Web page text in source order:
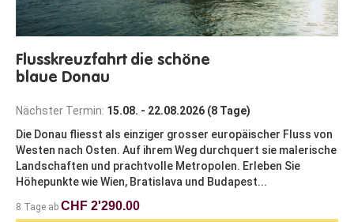
Flusskreuzfahrt die schöne
blaue Donau
Nächster Termin: 15.08. - 22.08.2026 (8 Tage)
Die Donau fliesst als einziger grosser europäischer Fluss von
Westen nach Osten. Auf ihrem Weg durchquert sie malerische
Landschaften und prachtvolle Metropolen. Erleben Sie
Höhepunkte wie Wien, Bratislava und Budapest...
8 Tage ab CHF 2'290.00